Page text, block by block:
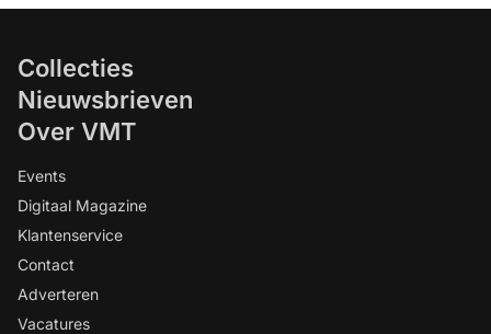
Collecties
Nieuwsbrieven
Over VMT
Events
Digitaal Magazine
Klantenservice
Contact
Adverteren
Vacatures